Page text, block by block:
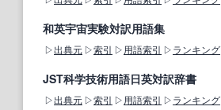
和英宇宙実験対訳用語集
出典元 索引 用語索引 ランキング
JST科学技術用語日英対訳辞書
出典元 索引 用語索引 ランキング